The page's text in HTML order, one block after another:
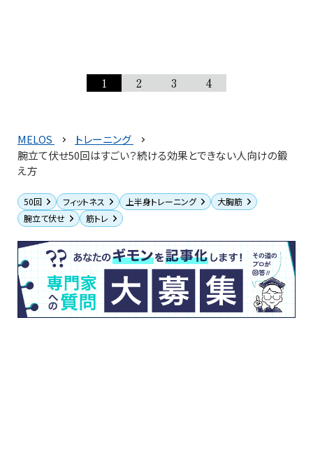
1 2 3 4
MELOS
トレーニング
腕立て伏せ50回はすごい？続ける効果とできない人向けの鍛
え方
50回 フィットネス 上半身トレーニング
大胸筋
腕立て伏せ
筋トレ